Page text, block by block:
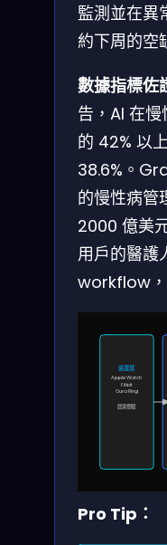
監測並在異
約下周的空
數據指標佐
告，AI 在
的 42% 以
38.6%。
的慢性病管
2000 億美
用戶的醫護
workflow，
裝置層
Apple Watch
Fitbit
Oura Ring
居家檢驗
Pro Tip：